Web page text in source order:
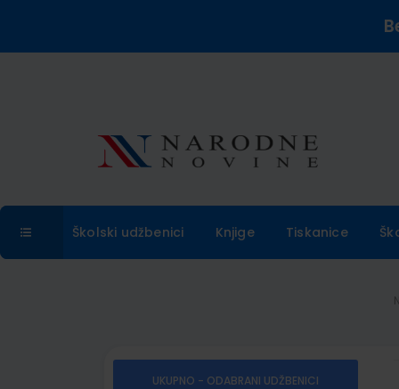
Školski udžbenici Knjige Tiskanice
UKUPNO - ODABRANI UDŽBENICI